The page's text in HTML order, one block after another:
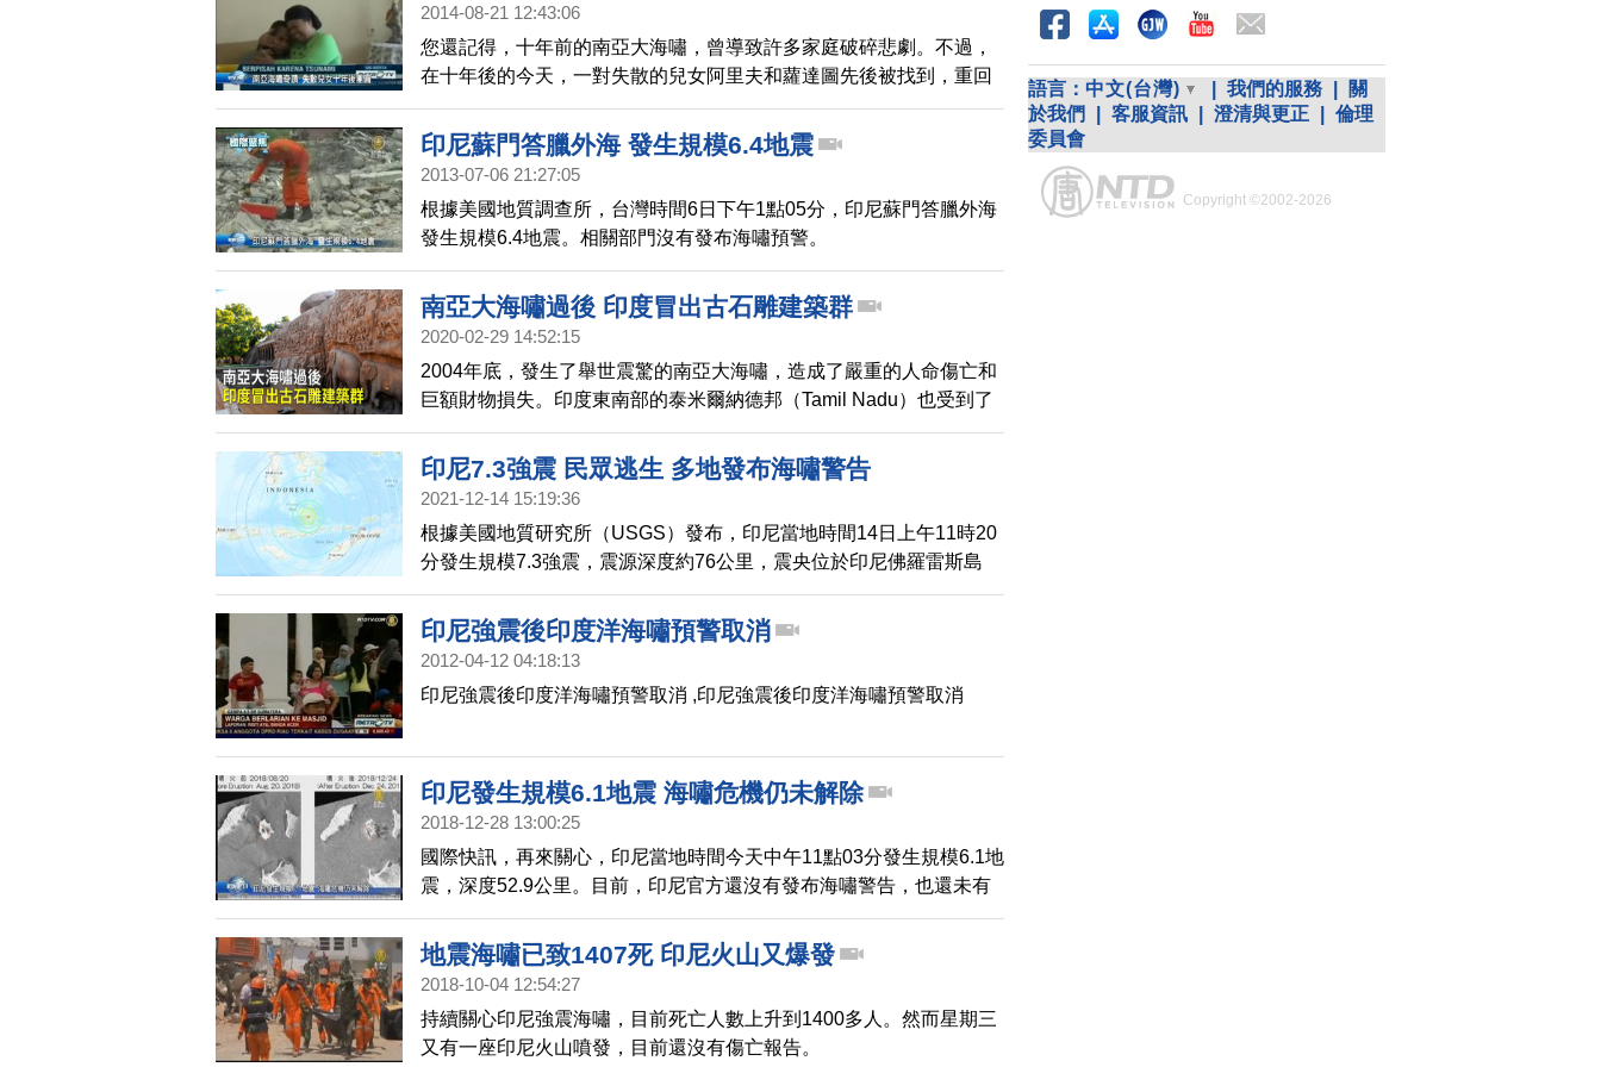
2014-08-21 12:43:06
您還記得，十年前的南亞大海嘯，曾導致許多家庭破碎悲劇。不過，
在十年後的今天，一對失散的兒女阿里夫和蘿達圖先後被找到，重回
父母懷抱，來看報導。
印尼蘇門答臘外海 發生規模6.4地震
2013-07-06 21:27:05
根據美國地質調查所，台灣時間6日下午1點05分，印尼蘇門答臘外海
發生規模6.4地震。相關部門沒有發布海嘯預警。
南亞大海嘯過後 印度冒出古石雕建築群
2020-02-29 14:52:15
2004年底，發生了舉世震驚的南亞大海嘯，造成了嚴重的人命傷亡和
巨額財物損失。印度東南部的泰米爾納德邦（Tamil Nadu）也受到了
大海嘯的嚴重襲擊。但意外的是，在海嘯發生後，突然冒出了一組神
奇的古代石雕建築群，引起了考古界的關注。
印尼7.3強震 民眾逃生 多地發布海嘯警告
2021-12-14 15:19:36
根據美國地質研究所（USGS）發布，印尼當地時間14日上午11時20
分發生規模7.3強震，震源深度約76公里，震央位於印尼佛羅雷斯島
（Flores Island）外海，在佛羅雷斯島東部拉蘭圖卡（Larantuka）西
北方112公里處，震源深度12公里。當局發布可能發生海嘯的警告，
目前無傳出災損或人員傷亡。
印尼強震後印度洋海嘯預警取消
2012-04-12 04:18:13
印尼強震後印度洋海嘯預警取消 ,印尼強震後印度洋海嘯預警取消
印尼發生規模6.1地震 海嘯危機仍未解除
2018-12-28 13:00:25
國際快訊，再來關心，印尼當地時間今天中午11點03分發生規模6.1地
震，深度52.9公里。目前，印尼官方還沒有發布海嘯警告，也還未有
任何傷亡報告傳出。另外，印尼喀拉喀托之子火山22日噴發引發海
嘯，造成超過400人死亡。現在最新曝光的雷達圖顯示，火山範圍明
顯小了一號，專家表示，這張照片證明確實是火山噴發後，導致海底
警告，巽他海峽沿岸1公里的地區居民，預防海嘯再次襲擊。
地震海嘯已致1407死 印尼火山又爆發
2018-10-04 12:54:27
持續關心印尼強震海嘯，目前死亡人數上升到1400多人。然而星期三
又有一座印尼火山噴發，目前還沒有傷亡報告。
語言： 中文(台灣) 我們的服務
關
於我們
客服資訊 澄清與更正
倫理
委員會
Copyright ©2002-2026